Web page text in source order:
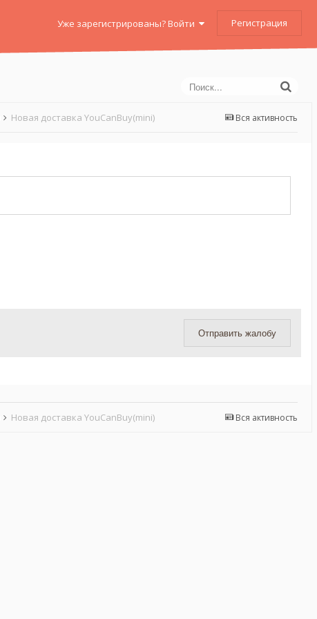
Уже зарегистрированы? Войти Регистрация
Вся активность
Новая доставка YouCanBuy(mini)
Отправить жалобу
Вся активность
Новая доставка YouCanBuy(mini)